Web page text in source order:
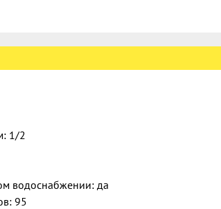
1/2
водоснабжении: да
95